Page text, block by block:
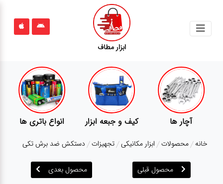
ابزار مطاف
محصولات
قوانین
سایت
درباره
تجهیزات کمپ گجت
خانه محصولات ابزار مکانیکی تجهیزات دستکش ضد برش تکی
محصول قبلی محصول بعدی